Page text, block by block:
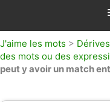
J'aime les mots > Dérives
des mots ou des
peut y avoir un match